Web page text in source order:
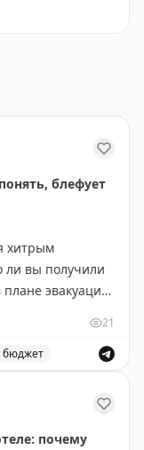
блефует
хитрым
ли вы получили
эвакуации
в
(Hyatt Place,
всего лишь
или более
21
бюджет
почему